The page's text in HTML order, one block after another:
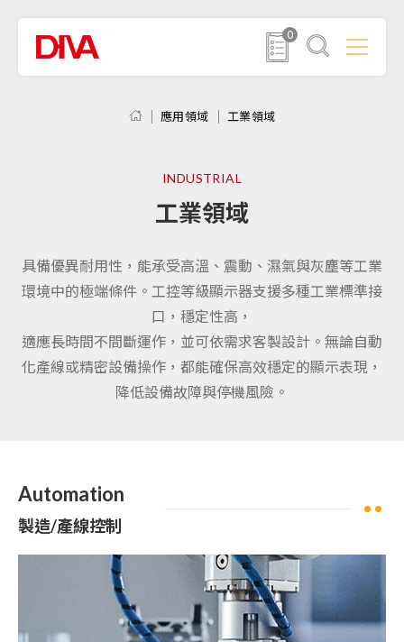
0
應用領域 工業領域
INDUSTRIAL
工業領域
具備優異耐用性，能承受高溫、震動、濕氣與灰塵等工業
環境中的極端條件。工控等級顯示器支援多種工業標準接
口，穩定性高，
適應長時間不間斷運作，並可依需求客製設計。無論自動
化產線或精密設備操作，都能確保高效穩定的顯示表現，
降低設備故障與停機風險。
Automation
製造/產線控制